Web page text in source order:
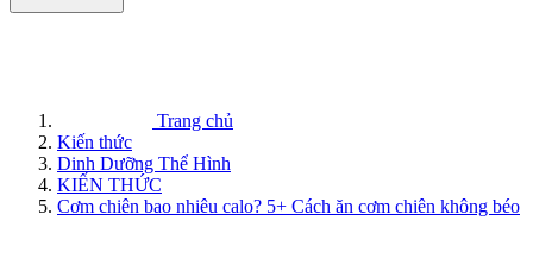
Trang chủ
Kiến thức
Dinh Dưỡng Thể Hình
KIẾN THỨC
Cơm chiên bao nhiêu calo? 5+ Cách ăn cơm chiên không béo